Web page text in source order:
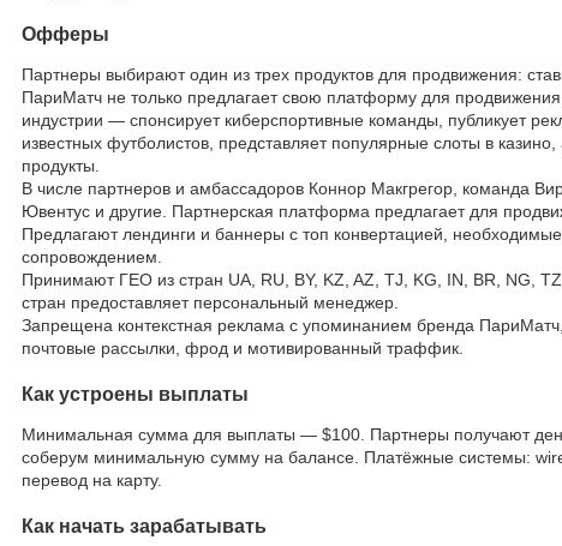
Офферы
Партнеры выбирают один из трех продуктов для продвижения:
ПариМатч не только предлагает свою платформу для
индустрии — спонсирует киберспортивные команды, публикует
известных футболистов, представляет популярные слоты в
продукты.
В числе партнеров и амбассадоров Коннор Макгрегор, команда
Ювентус и другие. Партнерская платформа предлагает для
Предлагают лендинги и баннеры с топ конвертацией,
сопровождением.
Принимают ГЕО из стран UA, RU, BY, KZ, AZ, TJ, KG, IN, BR, NG,
стран предоставляет персональный менеджер.
Запрещена контекстная реклама с упоминанием бренда
почтовые рассылки, фрод и мотивированный траффик.
Как устроены выплаты
Минимальная сумма для выплаты — $100. Партнеры получают
соберум минимальную сумму на балансе. Платёжные системы:
перевод на карту.
Как начать зарабатывать